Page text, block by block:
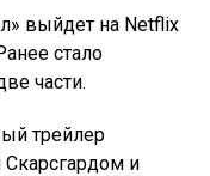
выйдет на Netflix
стало
части.
трейлер
и